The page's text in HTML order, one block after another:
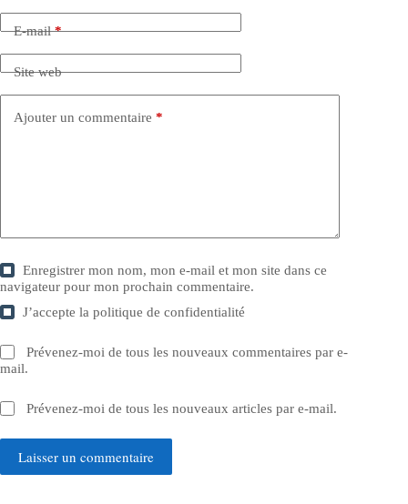
E-mail*
Site web
Ajouter un commentaire *
Enregistrer mon nom, mon e-mail et mon site dans ce
navigateur pour mon prochain commentaire.
J’accepte lapolitique de confidentialité
Prévenez-moi de tous les nouveaux commentaires par e-
mail.
Prévenez-moi de tous les nouveaux articles par e-mail.
Laisser un commentaire